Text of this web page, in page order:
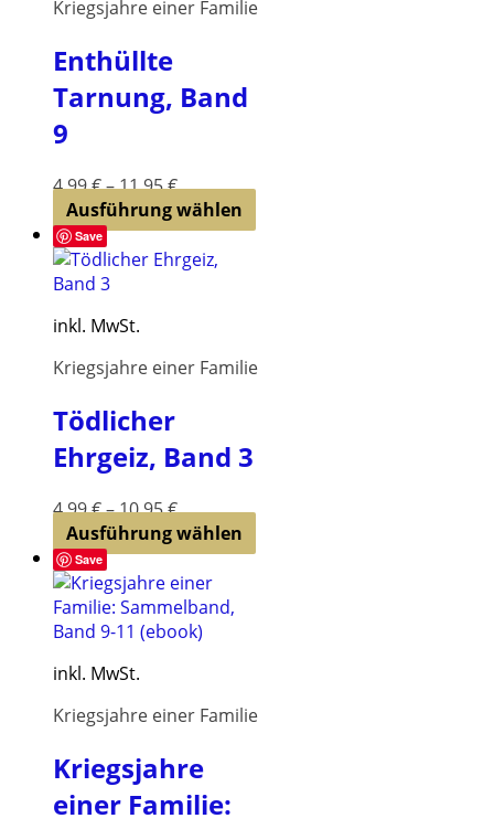
Kriegsjahre einer Familie
Enthüllte
Tarnung, Band
9
4,99€–11,95€
Ausführung wählen
Produkt
Optionen
Save
inkl. MwSt.
Kriegsjahre einer Familie
Tödlicher
Ehrgeiz, Band 3
4,99€–10,95€
Ausführung wählen
Produkt
können
Save
inkl. MwSt.
Kriegsjahre einer Familie
Kriegsjahre
einer Familie: